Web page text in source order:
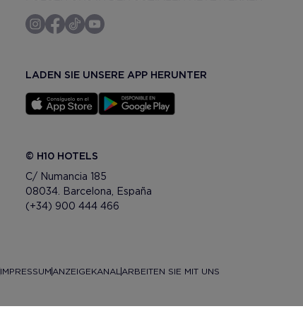
LADEN SIE UNSERE APP HERUNTER
© H10 HOTELS
C/ Numancia 185
08034. Barcelona, España
(+34) 900 444 466
IMPRESSUM ANZEIGEKANAL ARBEITEN SIE MIT UNS